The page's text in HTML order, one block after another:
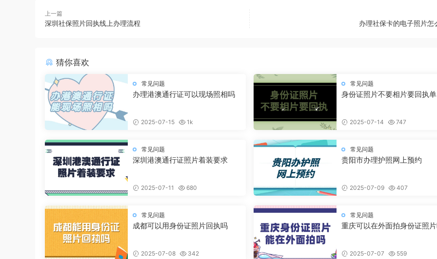
上一篇
深圳社保照片回执线上办理流程 办理社保卡的电子照片怎
猜你喜欢
常见问题
办理港澳通行证可以现场照相吗
2025-07-15 1k
常见问题
身份证照片不要相片要回执单
2025-07-14 747
常见问题
深圳港澳通行证照片着装要求
2025-07-11 680
常见问题
贵阳市办理护照网上预约
2025-07-09 407
常见问题
成都可以用身份证照片回执吗
2025-07-08 342
常见问题
重庆可以在外面拍身份证照
2025-07-07 559